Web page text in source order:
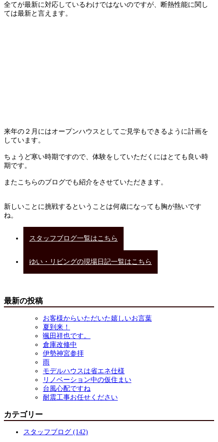
全てが最新に対応しているわけではないのですが、断熱性能に関し
ては最新と言えます。
来年の２月にはオープンハウスとしてご見学もできるように計画を
しています。
ちょうど寒い時期ですので、体験をしていただくにはとても良い時
期です。
またこちらのブログでも紹介をさせていただきます。
新しいことに挑戦するということは何歳になっても胸が熱いです
ね。
スタッフブログ一覧はこちら
ゆい・リビングの現場日記一覧はこちら
最新の投稿
お客様からいただいた嬉しいお言葉
夏到来！
颯田祥也です。
倉庫改修中
伊勢神宮参拝
雨
モデルハウスは省エネ仕様
リノベーション中の仮住まい
台風心配ですね
耐震工事お任せください
カテゴリー
スタッフブログ (142)